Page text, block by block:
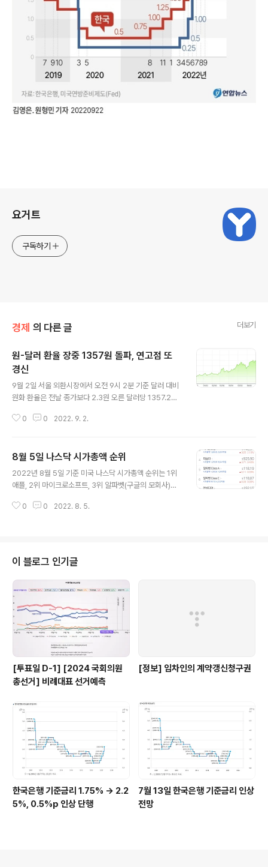
요거트
구독하기
경제 의 다른 글 더보기
원-달러 환율 장중 1357원 돌파, 연고점 또
경신
9월 2일 서울 외환시장에서 오전 9시 2분 기준 달러 대비
원화 환율은 전날 종가보다 2.3원 오른 달러당 1357.2원
을 하루 만에 갈아치웠다.
0 0 2022. 9. 2.
8월 5일 나스닥 시가총액 순위
2022년 8월 5일 기준 미국 나스닥 시가총액 순위는 1위
애플, 2위 마이크로소프트, 3위 알파벳(구글의 모회사)이
산해 계산한다. 알파벳의 주식은 의결권의 유무를 기준으
주식은 A와 C주로 A주는 주당 1표의 의결권이 있으며, C
주는 의결권이 주어지지 않는다. 이에 따라 알파벳의 시가
총액을 합산하면 약 2,007조원으로 나스닥 3위에 해당한
다. 뒤이어 아마존과 테슬라가 4~5위를 기록하였다.
0 0 2022. 8. 5.
이 블로그 인기글
[투표일 D-1] [2024 국회의원
총선거] 비례대표 선거예측
[정보] 임차인의 계약갱신청구권
한국은행 기준금리 1.75% → 2.2
5%, 0.5%p 인상 단행
7월 13일 한국은행 기준금리 인상
전망